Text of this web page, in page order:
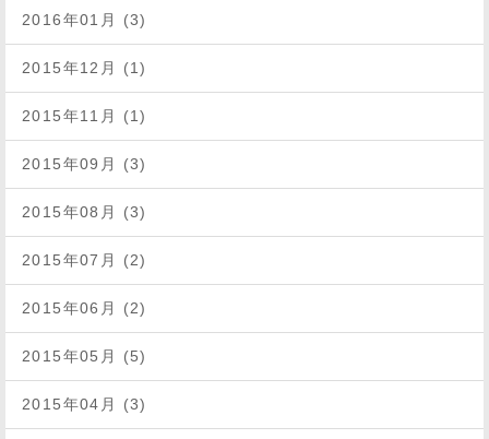
2016年01月 (3)
2015年12月 (1)
2015年11月 (1)
2015年09月 (3)
2015年08月 (3)
2015年07月 (2)
2015年06月 (2)
2015年05月 (5)
2015年04月 (3)